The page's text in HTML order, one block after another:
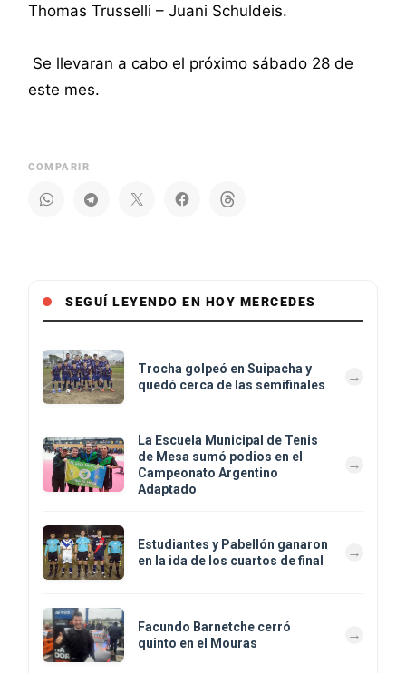
Thomas Trusselli – Juani Schuldeis.
Se llevaran a cabo el próximo sábado 28 de
este mes.
COMPARIR
SEGUÍ LEYENDO EN HOY MERCEDES
Trocha golpeó en Suipacha y
quedó cerca de las semifinales
La Escuela Municipal de Tenis
de Mesa sumó podios en el
Campeonato Argentino
Adaptado
Estudiantes y Pabellón ganaron
en la ida de los cuartos de final
Facundo Barnetche cerró
quinto en el Mouras